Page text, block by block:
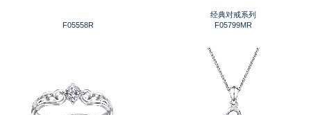
F05558R
经典对戒系列
F05799MR